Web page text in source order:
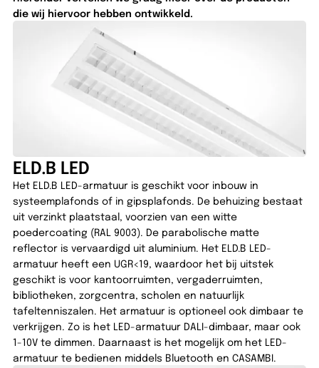
die wij hiervoor hebben ontwikkeld.
ELD.B LED
Het ELD.B LED-armatuur is geschikt voor inbouw in
systeemplafonds of in gipsplafonds. De behuizing bestaat
uit verzinkt plaatstaal, voorzien van een witte
poedercoating (RAL 9003). De parabolische matte
reflector is vervaardigd uit aluminium. Het ELD.B LED-
armatuur heeft een UGR<19, waardoor het bij uitstek
geschikt is voor kantoorruimten, vergaderruimten,
bibliotheken, zorgcentra, scholen en natuurlijk
tafeltenniszalen. Het armatuur is optioneel ook dimbaar te
verkrijgen. Zo is het LED-armatuur DALI-dimbaar, maar ook
1-10V te dimmen. Daarnaast is het mogelijk om het LED-
armatuur te bedienen middels Bluetooth en CASAMBI.